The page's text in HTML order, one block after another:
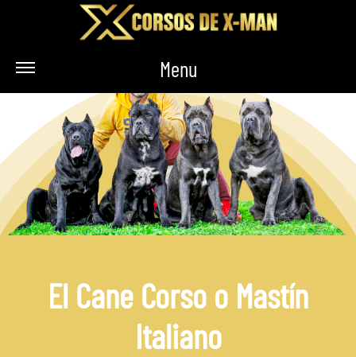
Menu
El Cane Corso o Mastín
Italiano